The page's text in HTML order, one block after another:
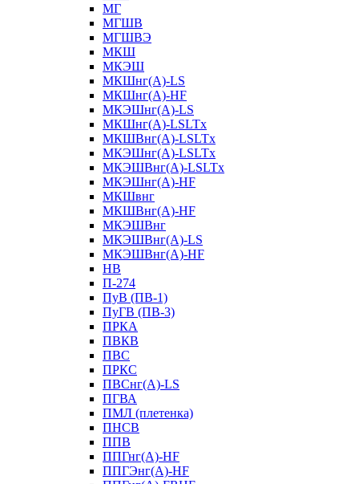
МГ
МГШВ
МГШВЭ
МКШ
МКЭШ
МКШнг(А)-LS
МКШнг(А)-HF
МКЭШнг(А)-LS
МКШнг(А)-LSLTx
МКШВнг(A)-LSLTx
МКЭШнг(А)-LSLTx
МКЭШВнг(A)-LSLTx
МКЭШнг(А)-HF
МКШвнг
МКШВнг(А)-HF
МКЭШВнг
МКЭШВнг(А)-LS
МКЭШВнг(А)-HF
НВ
П-274
ПуВ (ПВ-1)
ПуГВ (ПВ-3)
ПРКА
ПВКВ
ПВС
ПРКС
ПВСнг(А)-LS
ПГВА
ПМЛ (плетенка)
ПНСВ
ППВ
ППГнг(А)-HF
ППГЭнг(А)-HF